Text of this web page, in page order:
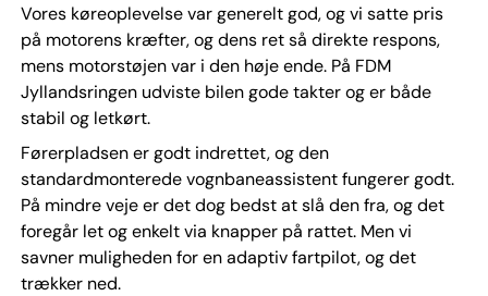
Vores køreoplevelse var generelt god, og vi satte pris
på motorens kræfter, og dens ret så direkte respons,
mens motorstøjen var i den høje ende. På FDM
Jyllandsringen udviste bilen gode takter og er både
stabil og letkørt.
Førerpladsen er godt indrettet, og den
standardmonterede vognbaneassistent fungerer godt.
På mindre veje er det dog bedst at slå den fra, og det
foregår let og enkelt via knapper på rattet. Men vi
savner muligheden for en adaptiv fartpilot, og det
trækker ned.